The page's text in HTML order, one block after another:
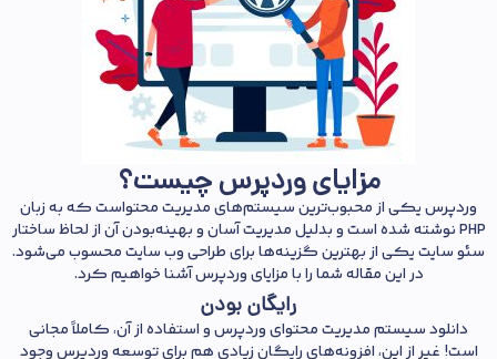
مزایای وردپرس چیست؟
وردپرس یکی از محبوب‌ترین سیستم‌های مدیریت محتواست که به زبان
PHP نوشته شده است و بدلیل مدیریت آسان و بهینه‌بودن آن از لحاظ ساختار
سئو سایت یکی از بهترین گزینه‌ها برای طراحی وب سایت محسوب می‌شود.
در این مقاله شما را با مزایای وردپرس آشنا خواهیم کرد.
رایگان بودن
دانلود سیستم مدیریت محتوای وردپرس و استفاده از آن، کاملاً مجانی
است! غیر از این، افزونه‌های رایگان زیادی هم برای توسعه وردپرس وجود